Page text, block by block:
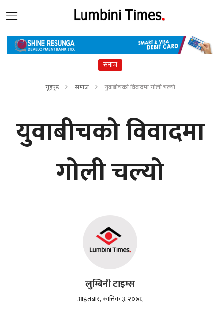
समाज
गृहपृष्ठ समाज युवाबीचको विवादमा गोली चल्यो
युवाबीचको विवादमा
गोली चल्यो
लुम्बिनी टाइम्स
आइतबार, कात्तिक ३, २०७६